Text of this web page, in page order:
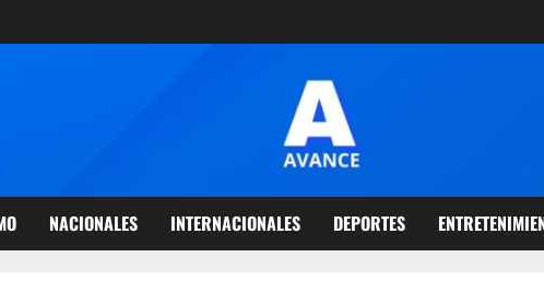
NACIONALES INTERNACIONALES DEPORTES